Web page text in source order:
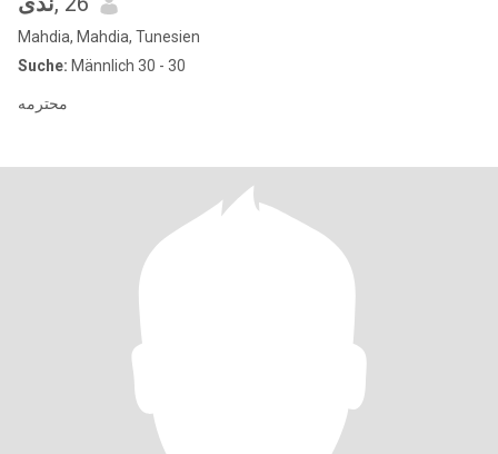
Mahdia, Mahdia, Tunesien
Suche: Männlich 30 - 30
محترمه